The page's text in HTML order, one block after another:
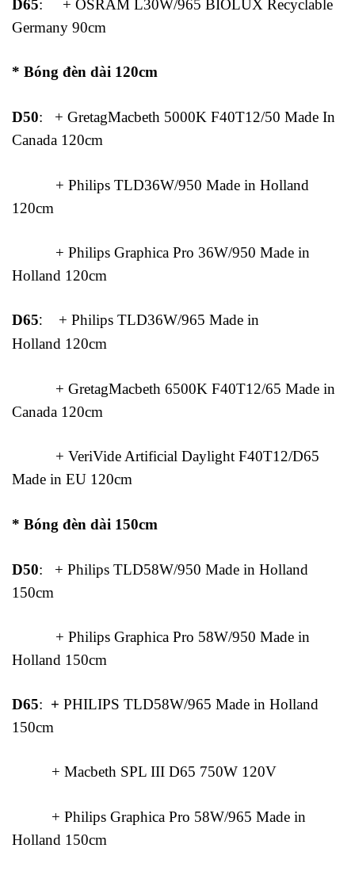
D65: + OSRAM L30W/965 BIOLUX Recyclable
Germany 90cm
* Bóng đèn dài 120cm
D50: + GretagMacbeth 5000K F40T12/50 Made In
Canada 120cm
+ Philips TLD36W/950 Made in Holland
120cm
+ Philips Graphica Pro 36W/950 Made in
Holland 120cm
D65:
+ Philips TLD36W/965 Made in
Holland 120cm
+ GretagMacbeth 6500K F40T12/65 Made in
Canada 120cm
+ VeriVide Artificial Daylight F40T12/D65
Made in EU 120cm
* Bóng đèn dài 150cm
D50: + Philips TLD58W/950 Made in Holland
150cm
+ Philips Graphica Pro 58W/950 Made in
Holland 150cm
D65: + PHILIPS TLD58W/965 Made in Holland
150cm
+ Macbeth SPL III D65 750W 120V
+ Philips Graphica Pro 58W/965 Made in
Holland 150cm